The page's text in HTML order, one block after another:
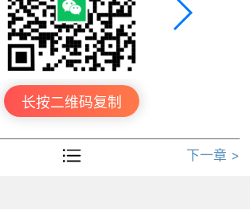
长按二维码复制
 下一章 >